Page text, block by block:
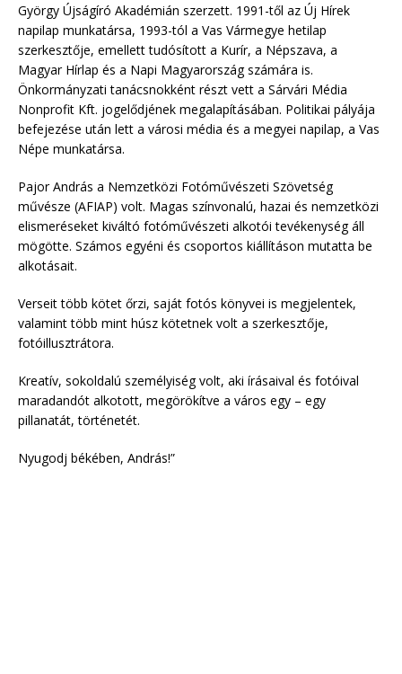
György Újságíró Akadémián szerzett. 1991-től az Új Hírek
napilap munkatársa, 1993-tól a Vas Vármegye hetilap
szerkesztője, emellett tudósított a Kurír, a Népszava, a
Magyar Hírlap és a Napi Magyarország számára is.
Önkormányzati tanácsnokként részt vett a Sárvári Média
Nonprofit Kft. jogelődjének megalapításában. Politikai pályája
befejezése után lett a városi média és a megyei napilap, a Vas
Népe munkatársa.
Pajor András a Nemzetközi Fotóművészeti Szövetség
művésze (AFIAP) volt. Magas színvonalú, hazai és nemzetközi
elismeréseket kiváltó fotóművészeti alkotói tevékenység áll
mögötte. Számos egyéni és csoportos kiállításon mutatta be
alkotásait.
Verseit több kötet őrzi, saját fotós könyvei is megjelentek,
valamint több mint húsz kötetnek volt a szerkesztője,
fotóillusztrátora.
Kreatív, sokoldalú személyiség volt, aki írásaival és fotóival
maradandót alkotott, megörökítve a város egy – egy
pillanatát, történetét.
Nyugodj békében, András!”